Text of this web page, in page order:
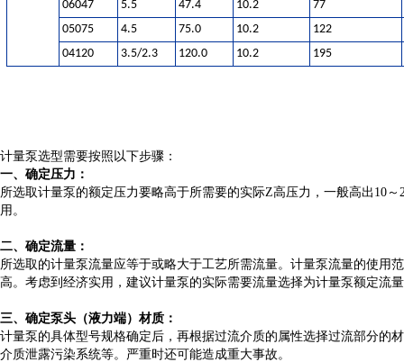
06047
5.5 47.4 10.2
77
05075
4.5 75.0 10.2
122
04120
3.5/2.3 120.0 10.2 195
计量泵选型需要按照以下步骤：
一、确定压力：
所选取计量泵的额定压力要略高于所需要的实际Z高压力，一般高出10
用。
二、确定流量：
所选取的计量泵流量应等于或略大于工艺所需流量。计量泵流量的使用
高。考虑到经济实用，建议计量泵的实际需要流量选择为计量泵额定流
三、确定泵头（液力端）材质：
计量泵的具体型号规格确定后，再根据过流介质的属性选择过流部分的
介质泄露污染系统等。严重时还可能造成重大事故。